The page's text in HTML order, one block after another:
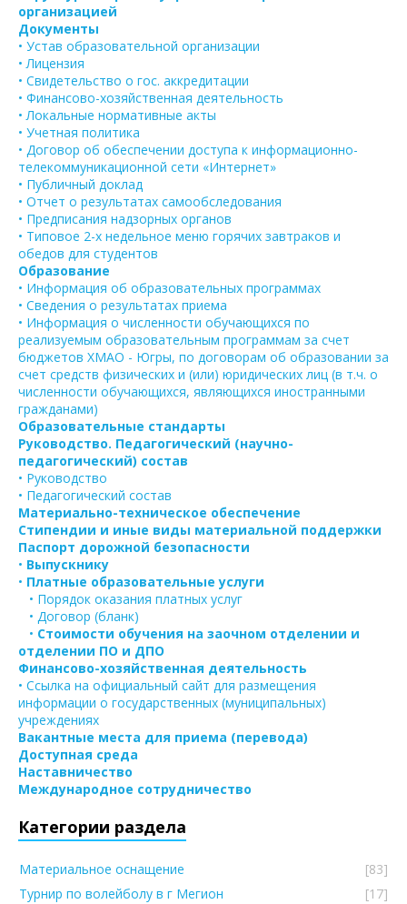
организацией
Документы
• Устав образовательной организации
• Лицензия
• Свидетельство о гос. аккредитации
• Финансово-хозяйственная деятельность
• Локальные нормативные акты
• Учетная политика
• Договор об обеспечении доступа к информационно-
телекоммуникационной сети «Интернет»
• Публичный доклад
• Отчет о результатах самообследования
• Предписания надзорных органов
• Типовое 2-х недельное меню горячих завтраков и
обедов для студентов
Образование
• Информация об образовательных программах
• Сведения о результатах приема
• Информация о численности обучающихся по
реализуемым образовательным программам за счет
бюджетов ХМАО - Югры, по договорам об образовании за
счет средств физических и (или) юридических лиц (в т.ч. о
численности обучающихся, являющихся иностранными
гражданами)
Образовательные стандарты
Руководство. Педагогический (научно-
педагогический) состав
• Руководство
• Педагогический состав
Материально-техническое обеспечение
Стипендии и иные виды материальной поддержки
Паспорт дорожной безопасности
• Выпускнику
• Платные образовательные услуги
• Порядок оказания платных услуг
• Договор (бланк)
• Стоимости обучения на заочном отделении и
отделении ПО и ДПО
Финансово-хозяйственная деятельность
• Ссылка на официальный сайт для размещения
информации о государственных (муниципальных)
учреждениях
Вакантные места для приема (перевода)
Доступная среда
Наставничество
Международное сотрудничество
Категории раздела
Материальное оснащение
[83]
Турнир по волейболу в г Мегион
[17]